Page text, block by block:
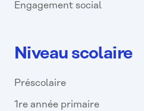
Engagement social
Niveau scolaire
Préscolaire
1re année primaire